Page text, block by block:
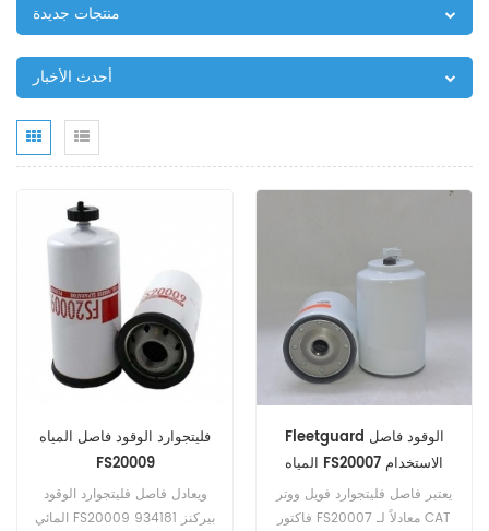
منتجات جديدة
أحدث الأخبار
فليتجوارد الوقود فاصل المياه
FS20009
ويعادل فاصل فليتجوارد الوقود
المائي FS20009 بيركنز 934181
Fleetguard الوقود فاصل
المياه FS20007 الاستخدام
على محرك القط
يعتبر فاصل فليتجوارد فويل ووتر
فاكتور FS20007 معادلاً لـ CAT